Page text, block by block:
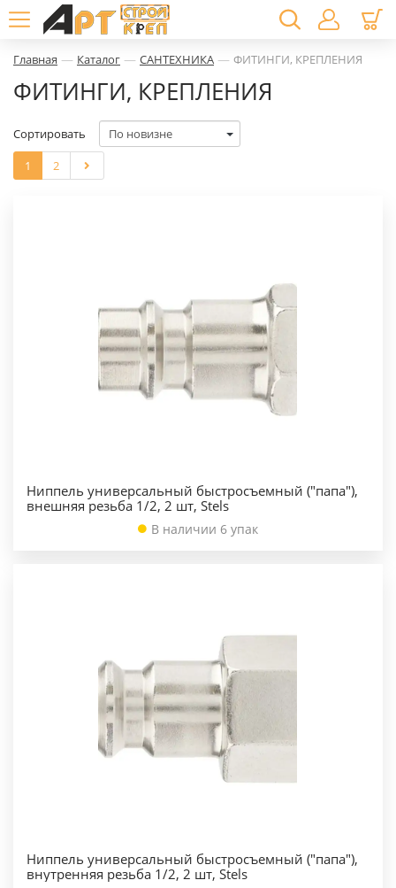
Главная — Каталог — САНТЕХНИКА — ФИТИНГИ, КРЕПЛЕНИЯ
ФИТИНГИ, КРЕПЛЕНИЯ
1 2
Сортировать
Ниппель универсальный быстросъемный ("папа"),
внешняя резьба 1/2, 2 шт, Stels
В наличии 6 упак
Ниппель универсальный быстросъемный ("папа"),
внутренняя резьба 1/2, 2 шт, Stels